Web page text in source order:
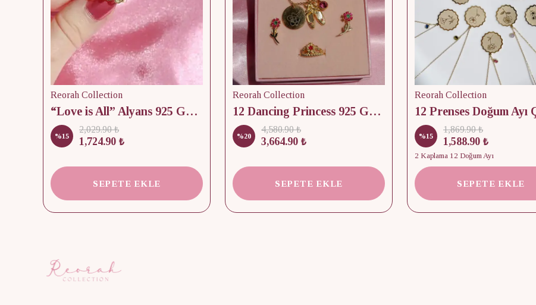
Reorah Collection
“Love is All” Alyans 925 Gümüş - Medium Beden
%15
2,029.90 ₺
1,724.90 ₺
SEPETE EKLE
Reorah Collection
12 Dancing Princess 925 Gümüş/ Kolye, Küpe ve Yüzük Set
%20
4,580.90 ₺
3,664.90 ₺
SEPETE EKLE
Reorah Collection
%15
1,869.90 ₺
1,588.90 ₺
2 Kaplama 12 Doğum Ayı
SEPETE EKLE